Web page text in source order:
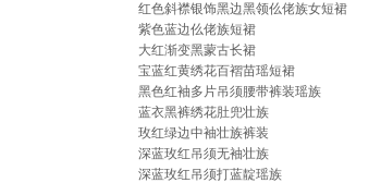
红色斜襟银饰黑边黑领仫佬族女短裙
紫色蓝边仫佬族短裙
大红渐变黑蒙古长裙
宝蓝红黄绣花百褶苗瑶短裙
黑色红袖多片吊须腰带裤装瑶族
蓝衣黑裤绣花肚兜壮族
玫红绿边中袖壮族裤装
深蓝玫红吊须无袖壮族
深蓝玫红吊须打蓝靛瑶族